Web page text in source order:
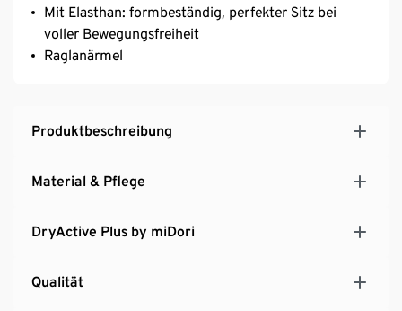
Mit Elasthan: formbeständig, perfekter Sitz bei
voller Bewegungsfreiheit
Raglanärmel
Produktbeschreibung
Material & Pflege
DryActive Plus by miDori
Qualität